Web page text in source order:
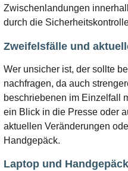
Zwischenlandungen
durch die
Zweifelsfälle und
Wer unsicher ist, der sollte
nachfragen, da auch
beschriebenen im Einzelfall
ein Blick in die Presse oder
aktuellen Veränderungen
Handgepäck.
Laptop und Handgepäck